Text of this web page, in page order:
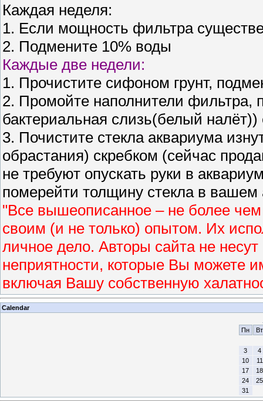
Каждая неделя:
1. Если мощность фильтра
2. Подмените 10% воды
Каждые две недели:
1. Прочистите сифоном грунт,
2. Промойте наполнители фильтра,
бактериальная слизь(белый
3. Почистите стекла аквариума
обрастания) скребком (сейчас
не требуют опускать руки в
померейти толщину стекла в вашем
"Все вышеописанное – не более
своим (и не только) опытом. Их
личное дело. Авторы сайта не
неприятности, которые Вы можете
включая Вашу собственную
Calendar
Пн
Вт
3
4
10
11
17
18
24
25
31